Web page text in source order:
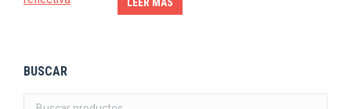
BUSCAR